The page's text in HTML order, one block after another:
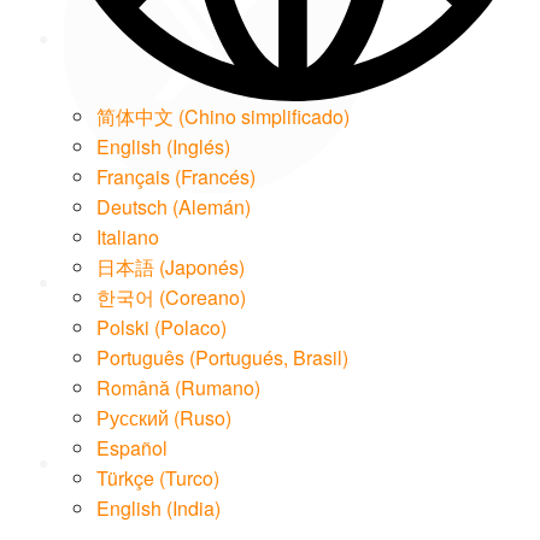
简体中文 (Chino simplificado)
English (Inglés)
Français (Francés)
Deutsch (Alemán)
Italiano
日本語 (Japonés)
한국어 (Coreano)
Polski (Polaco)
Português (Portugués, Brasil)
Română (Rumano)
Русский (Ruso)
Español
Türkçe (Turco)
English (India)
LinkedIn
Email